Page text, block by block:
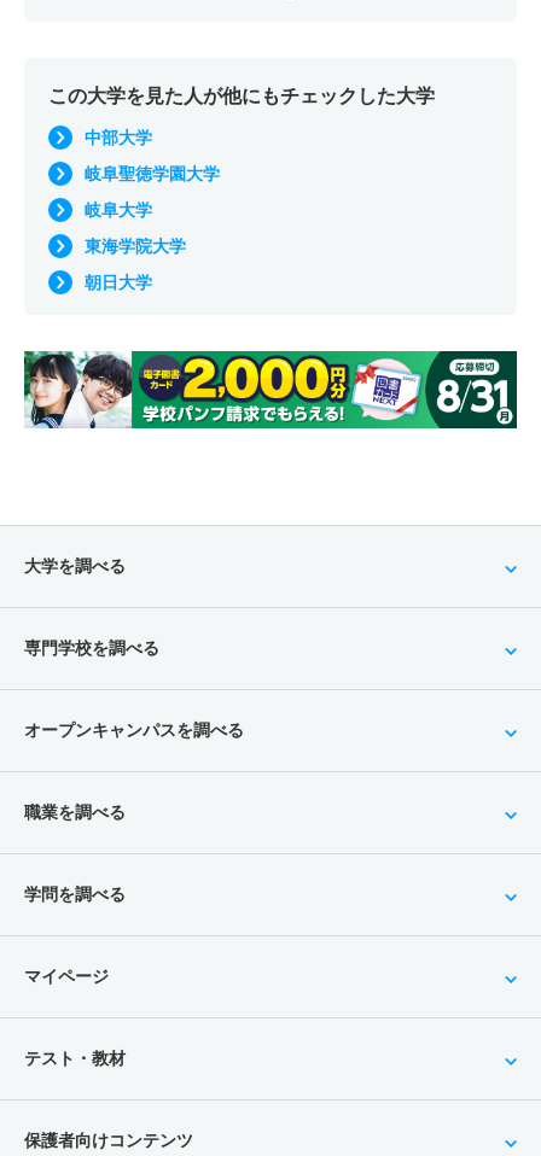
この大学を見た人が他にもチェックした大学
中部大学
岐阜聖徳学園大学
岐阜大学
東海学院大学
朝日大学
大学を調べる
専門学校を調べる
オープンキャンパスを調べる
職業を調べる
学問を調べる
マイページ
テスト・教材
保護者向けコンテンツ